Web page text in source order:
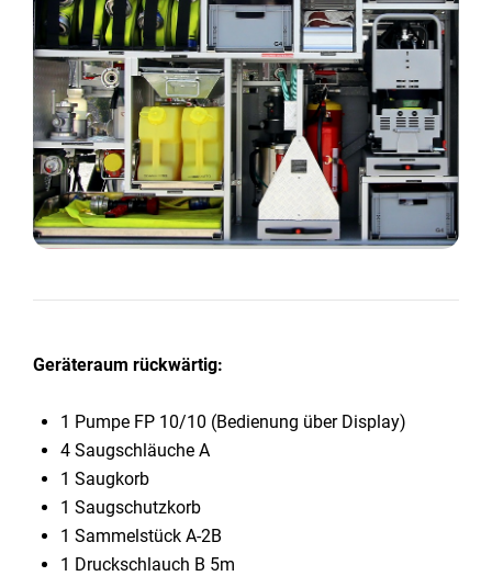
Geräteraum rückwärtig:
1 Pumpe FP 10/10 (Bedienung über Display)
4 Saugschläuche A
1 Saugkorb
1 Saugschutzkorb
1 Sammelstück A-2B
1 Druckschlauch B 5m